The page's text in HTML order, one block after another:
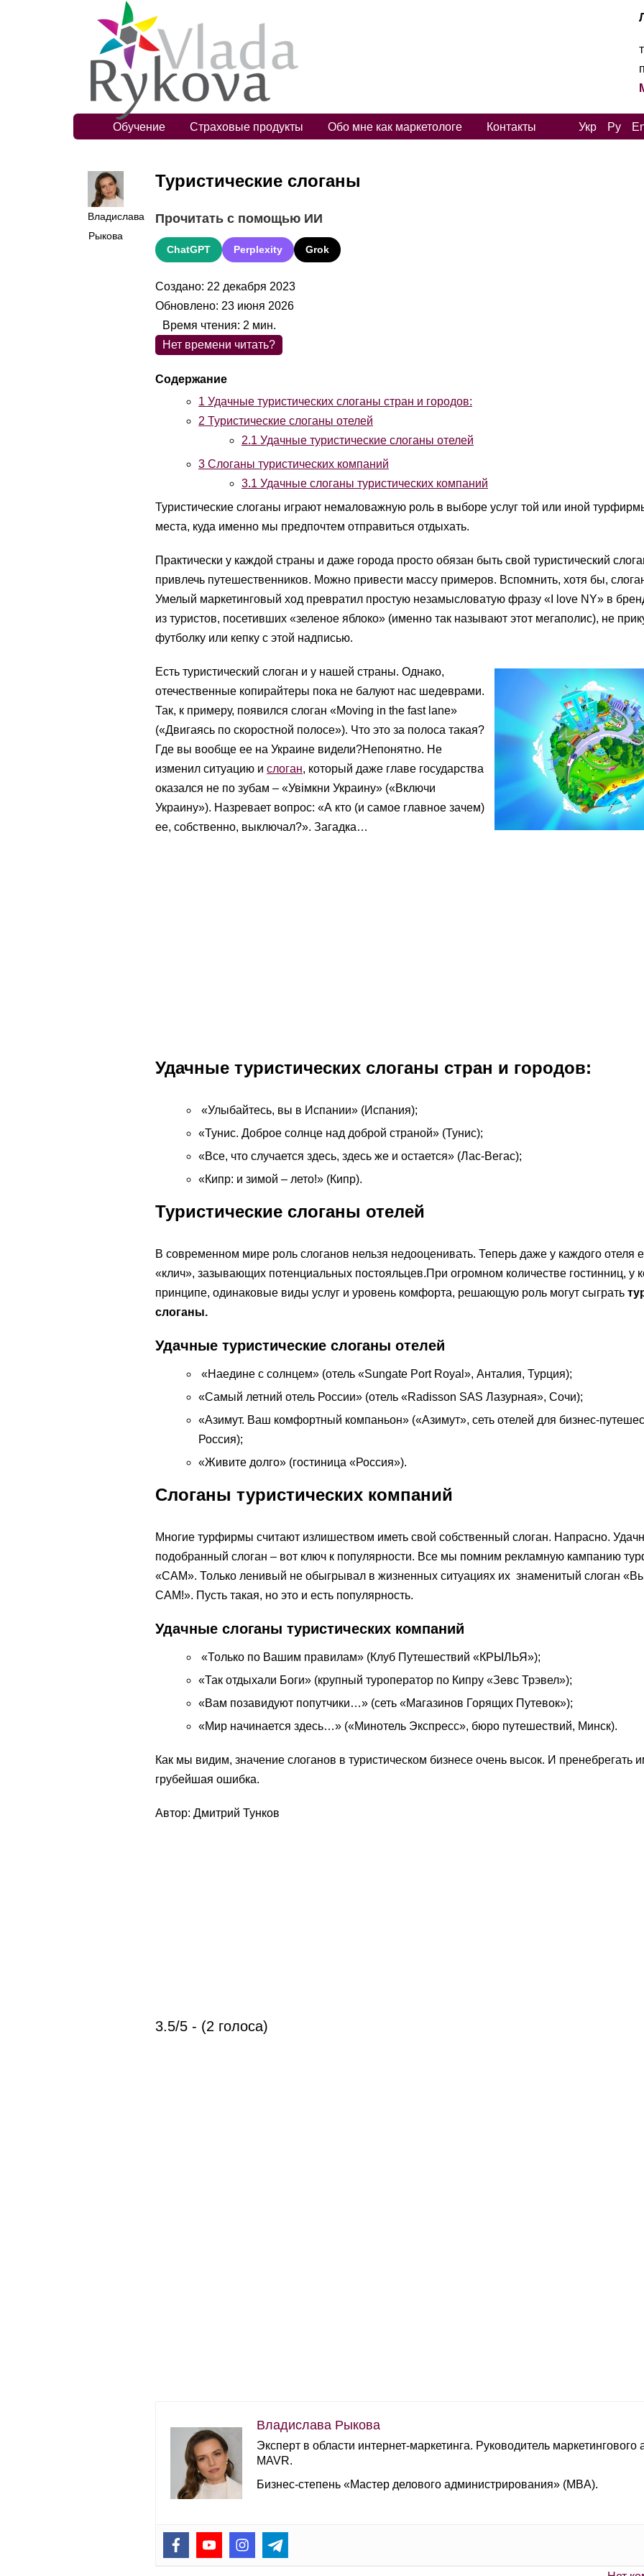
Обучение Страховые продукты Обо мне как маркетологе Контакты Укр Ру
Владислава
Рыкова
Туристические слоганы
Прочитать с помощью ИИ
ChatGPT Perplexity Grok
Создано: 22 декабря 2023
Обновлено: 23 июня 2026
Нет времени читать?
1 Удачные туристических слоганы стран и городов:
2 Туристические слоганы отелей
2.1 Удачные туристические слоганы отелей
3 Слоганы туристических компаний
3.1 Удачные слоганы туристических компаний
Время чтения: 2 мин.
Туристические слоганы играют немаловажную роль в выборе услуг той или иной
места, куда именно мы предпочтем отправиться отдыхать.
Практически у каждой страны и даже города просто обязан быть свой туристический
привлечь путешественников. Можно привести массу примеров. Вспомнить, хотя бы,
Умелый маркетинговый ход превратил простую незамысловатую фразу «I love NY» в
из туристов, посетивших «зеленое яблоко» (именно так называют этот мегаполис), не
футболку или кепку с этой надписью.
Есть туристический слоган и у нашей страны. Однако,
отечественные копирайтеры пока не балуют нас шедеврами.
Так, к примеру, появился слоган «Moving in the fast lane»
(«Двигаясь по скоростной полосе»). Что это за полоса такая?
Где вы вообще ее на Украине видели?Непонятно. Не
изменил ситуацию и слоган, который даже главе государства
оказался не по зубам – «Увімкни Украину» («Включи
Украину»). Назревает вопрос: «А кто (и самое главное зачем)
ее, собственно, выключал?». Загадка…
Удачные туристических слоганы стран и городов:
«Улыбайтесь, вы в Испании» (Испания);
«Тунис. Доброе солнце над доброй страной» (Тунис);
«Все, что случается здесь, здесь же и остается» (Лас-Вегас);
«Кипр: и зимой – лето!» (Кипр).
Туристические слоганы отелей
В современном мире роль слоганов нельзя недооценивать. Теперь даже у каждого отеля
«клич», зазывающих потенциальных постояльцев.При огромном количестве гостинниц, у
принципе, одинаковые виды услуг и уровень комфорта, решающую роль могут сыграть
слоганы.
Удачные туристические слоганы отелей
«Наедине с солнцем» (отель «Sungate Port Royal», Анталия, Турция);
«Самый летний отель России» (отель «Radisson SAS Лазурная», Сочи);
«Азимут. Ваш комфортный компаньон» («Азимут», сеть отелей для бизнес-
Россия);
«Живите долго» (гостиница «Россия»).
Слоганы туристических компаний
Многие турфирмы считают излишеством иметь свой собственный слоган. Напрасно.
подобранный слоган – вот ключ к популярности. Все мы помним рекламную кампанию
«САМ». Только ленивый не обыгрывал в жизненных ситуациях их знаменитый слоган
САМ!». Пусть такая, но это и есть популярность.
Удачные слоганы туристических компаний
«Только по Вашим правилам» (Клуб Путешествий «КРЫЛЬЯ»);
«Так отдыхали Боги» (крупный туроператор по Кипру «Зевс Трэвел»);
«Вам позавидуют попутчики…» (сеть «Магазинов Горящих Путевок»);
«Мир начинается здесь…» («Минотель Экспресс», бюро путешествий, Минск).
Как мы видим, значение слоганов в туристическом бизнесе очень высок. И пренебрегать
грубейшая ошибка.
Автор: Дмитрий Тунков
3.5/5 - (2 голоса)
Владислава Рыкова
Эксперт в области интернет-маркетинга. Руководитель маркетингового
MAVR.
Бизнес-степень «Мастер делового администрирования» (MBA).